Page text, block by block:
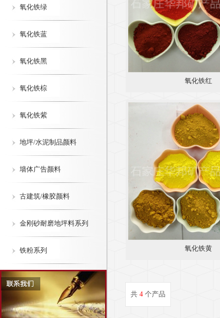
氧化铁绿
氧化铁蓝
氧化铁黑
氧化铁棕
氧化铁紫
地坪/水泥制品颜料
墙体广告颜料
古建筑/橡胶颜料
金刚砂耐磨地坪料系列
铁粉系列
氧化铁红
氧化铁黄
共 4 个产品